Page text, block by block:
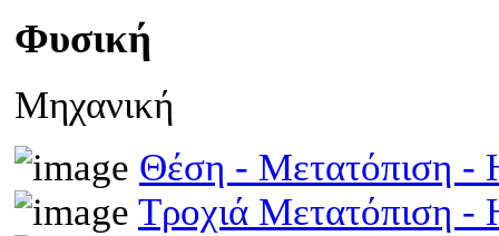
Φυσική
Μηχανική
Θέση - Μετατόπιση -
Τροχιά Μετατόπιση -